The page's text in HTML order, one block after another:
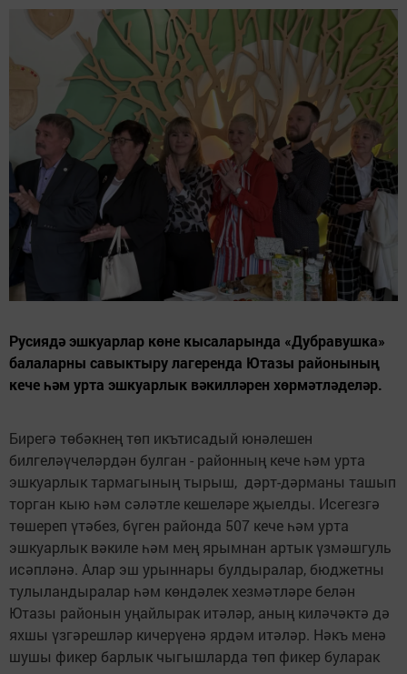
Русиядә эшкуарлар көне кысаларында «Дубравушка»
балаларны савыктыру лагеренда Ютазы районының
кече һәм урта эшкуарлык вәкилләрен хөрмәтләделәр.
Бирегә төбәкнең төп икътисадый юнәлешен
билгеләүчеләрдән булган - районның кече һәм урта
эшкуарлык тармагының тырыш, дәрт-дәрманы ташып
торган кыю һәм сәләтле кешеләре җыелды. Исегезгә
төшереп үтәбез, бүген районда 507 кече һәм урта
эшкуарлык вәкиле һәм мең ярымнан артык үзмәшгуль
исәпләнә. Алар эш урыннары булдыралар, бюджетны
тулыландыралар һәм көндәлек хезмәтләре белән
Ютазы районын уңайлырак итәләр, аның киләчәктә дә
яхшы үзгәрешләр кичерүенә ярдәм итәләр. Нәкъ менә
шушы фикер барлык чыгышларда төп фикер буларак